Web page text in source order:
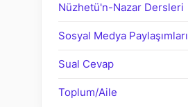
Nüzhetü'n-Nazar Dersleri
Sosyal Medya Paylaşımları
Sual Cevap
Toplum/Aile